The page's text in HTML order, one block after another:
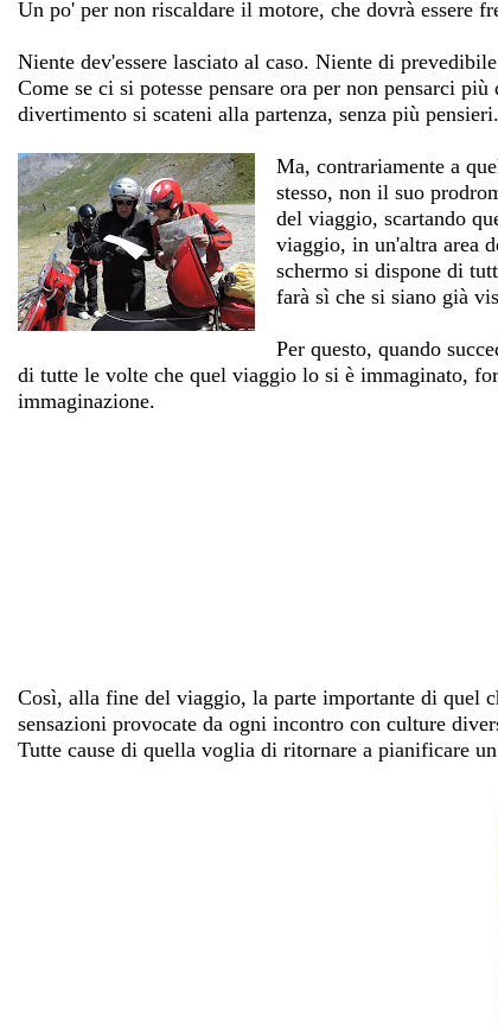
Un po' per non riscaldare il motore, che dovrà essere
Niente dev'essere lasciato al caso. Niente di
Come se ci si potesse pensare ora per non pensarci
divertimento si scateni alla partenza, senza più pensieri.
Ma, contrariamente a
stesso, non il suo
del viaggio, scartando
viaggio, in un'altra area
schermo si dispone di
farà sì che si siano già
Per questo, quando
di tutte le volte che quel viaggio lo si è immaginato,
immaginazione.
Così, alla fine del viaggio, la parte importante di quel
sensazioni provocate da ogni incontro con culture
Tutte cause di quella voglia di ritornare a pianificare